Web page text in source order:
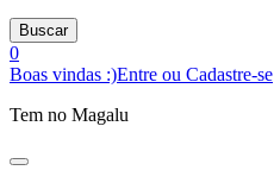
Buscar
0
Boas vindas :)Entre ou Cadastre-se
Tem no Magalu